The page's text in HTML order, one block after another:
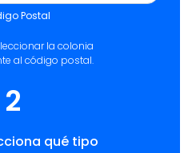
Postal
la colonia
al código postal.
2
qué tipo